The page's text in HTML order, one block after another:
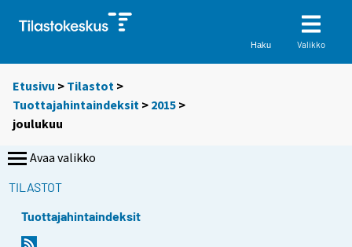
Haku Valikko
Etusivu > Tilastot >
Tuottajahintaindeksit > 2015 >
joulukuu
Avaa valikko
TILASTOT
Tuottajahintaindeksit